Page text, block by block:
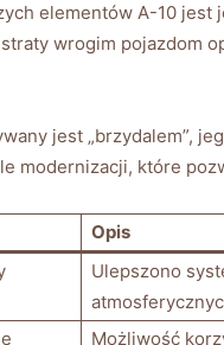
⁤elementów A-10 jest
wrogim pojazdom
jest „brzydalem”,
⁢modernizacji, które⁤
Opis
Ulepszono
Możliwość⁢